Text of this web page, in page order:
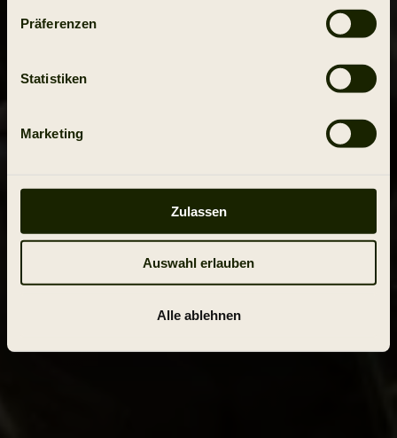
Präferenzen
Statistiken
Marketing
Zulassen
Auswahl erlauben
Alle ablehnen